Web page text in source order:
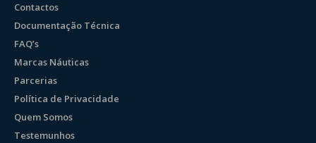
Contactos
Documentação Técnica
FAQ’s
Marcas Náuticas
Parcerias
Política de Privacidade
Quem Somos
Testemunhos